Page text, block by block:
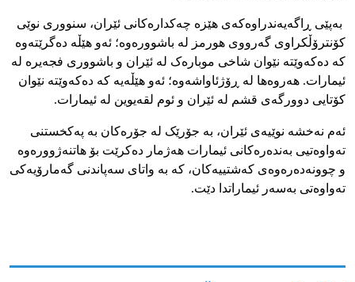
بەپێی ڕاگەیەندراوەکەی هێزە چەکدارەکانی ئێران، سنووری نوێی
کۆنترۆڵکراوی گەرووی هورمز لە باشوورەوە؛ ئەو هێڵە دەگرێتەوە
کە دەکەوێتە نێوان شاخی موبارەک لە ئێران و باشووری فجەیرە لە
ئیمارات. هەروەها لە ڕۆژئاواشەوە؛ ئەو هێڵەیە کە دەکەوێتە نێوان
کۆتایی دوورگەی قشم لە ئێران و ئوم لقەیوین لە ئیمارات.
ئەم نەخشە نوێیەی ئێران، بە جۆرێک لە جۆرەکان بە پەکخستنی
تەواوەتیی بەندەرەکانی ئیمارات هەژمار دەکرێت بۆ هاتنەژوورەوە
و چوونەدەرەوەی کەشتییەکان، کە بە واتای سەپاندنی گەمارۆیەکی
تەواوەتی بەسەر ئیماراتدا دێت.